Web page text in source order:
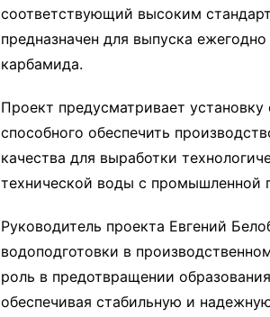
соответствующий высоким
предназначен для выпуска
карбамида.
Проект предусматривает
способного обеспечить
качества для выработки
технической воды с промышленной
Руководитель проекта Евгений
водоподготовки в
роль в предотвращении
обеспечивая стабильную и